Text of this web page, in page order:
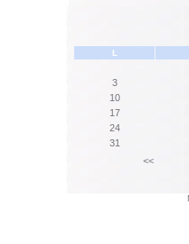
L
3
10
17
24
31
<<